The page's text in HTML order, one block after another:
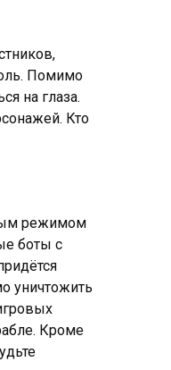
Помимо
на глаза.
Кто
режимом
боты с
уничтожить
Кроме